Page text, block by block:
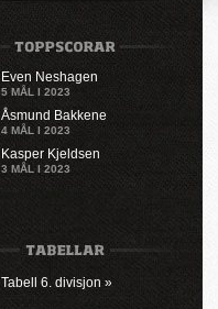
Even Neshagen
5 MÅL I 2023
Åsmund Bakkene
4 MÅL I 2023
Kasper Kjeldsen
3 MÅL I 2023
Tabell 6. divisjon »